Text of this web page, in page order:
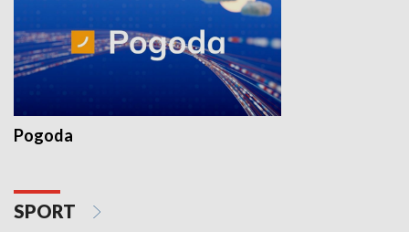
Pogoda
SPORT